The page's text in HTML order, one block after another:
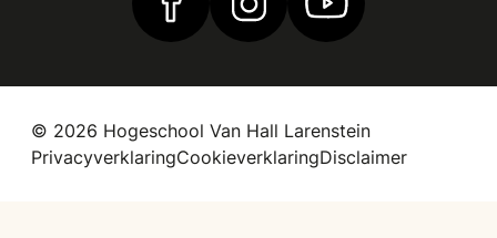
Vind ons op Facebook
Vind ons op Instagram
Vind ons op
© 2026 Hogeschool Van Hall Larenstein
PrivacyverklaringCookieverklaringDisclaimer